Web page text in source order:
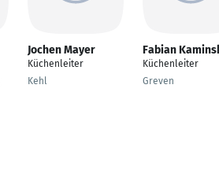
Jochen Mayer
Küchenleiter
Kehl
Fabian
Küchenleiter
Greven